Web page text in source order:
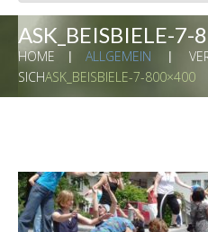
ASK_BEISBIELE-
HOME ALLGEMEIN
SICHASK_BEISBIELE-7-800×400